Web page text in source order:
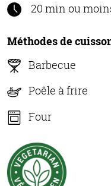
20 min ou
Méthodes de
Barbecue
Poêle à frire
Four